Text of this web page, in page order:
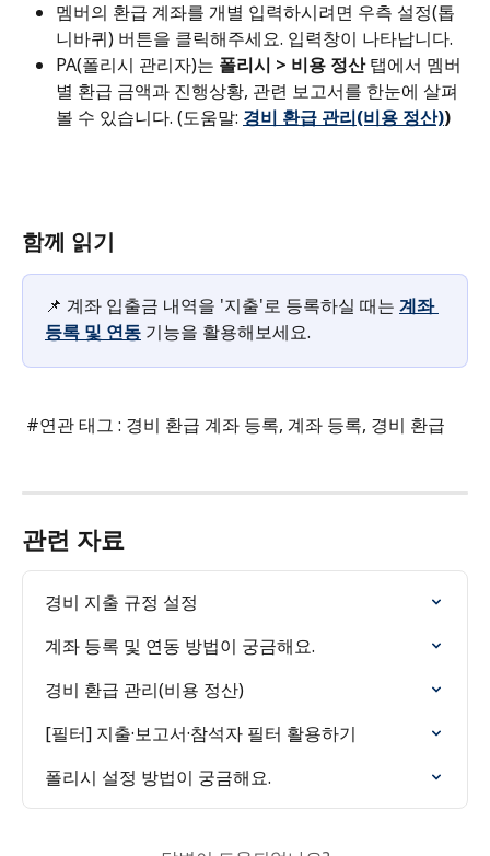
멤버의 환급 계좌를 개별 입력하시려면 우측 설정(톱
니바퀴) 버튼을 클릭해주세요. 입력창이 나타납니다.
PA(폴리시 관리자)는 폴리시 > 비용 정산 탭에서 멤버
별 환급 금액과 진행상황, 관련 보고서를 한눈에 살펴
볼 수 있습니다. (도움말: 경비 환급 관리(비용 정산))
함께 읽기
📌 계좌 입출금 내역을 '지출'로 등록하실 때는 계좌
등록 및 연동 기능을 활용해보세요.
#연관 태그 : 경비 환급 계좌 등록, 계좌 등록, 경비 환급
관련 자료
경비 지출 규정 설정
계좌 등록 및 연동 방법이 궁금해요.
경비 환급 관리(비용 정산)
[필터] 지출·보고서·참석자 필터 활용하기
폴리시 설정 방법이 궁금해요.